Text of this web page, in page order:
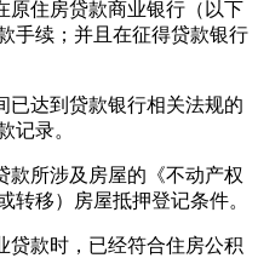
原住房贷款商业银行（以下
手续；并且在征得贷款银行
已达到贷款银行相关法规的
记录。
款所涉及房屋的《不动产权
转移）房屋抵押登记条件。
贷款时，已经符合住房公积